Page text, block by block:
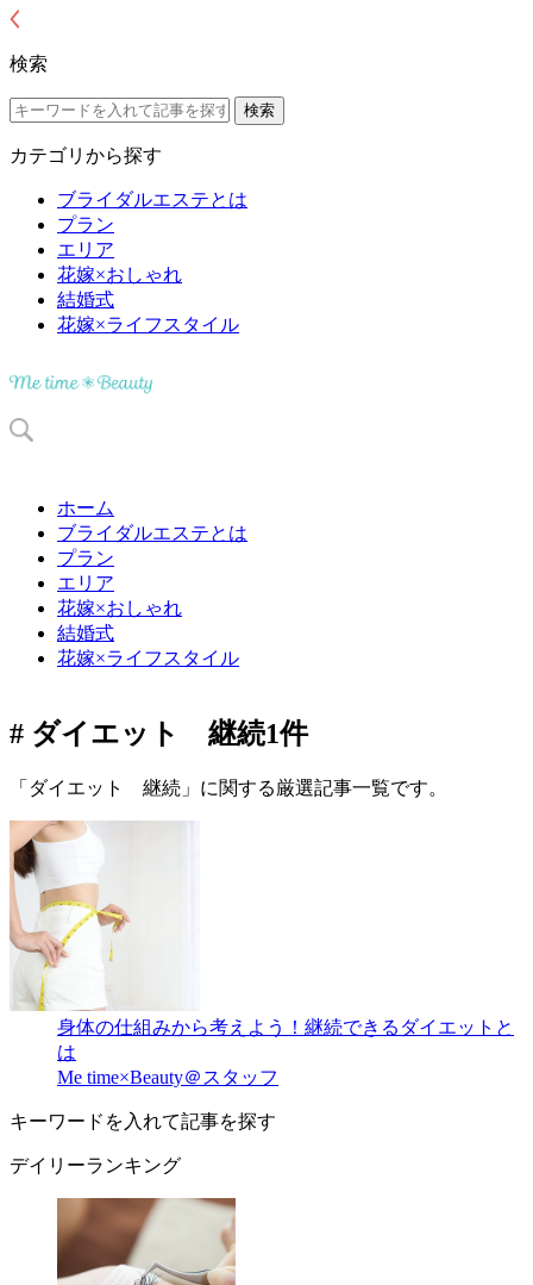
検索
カテゴリから探す
ブライダルエステとは
プラン
エリア
花嫁×おしゃれ
結婚式
花嫁×ライフスタイル
ホーム
ブライダルエステとは
プラン
エリア
花嫁×おしゃれ
結婚式
花嫁×ライフスタイル
# ダイエット 継続1件
「ダイエット 継続」に関する厳選記事一覧です。
身体の仕組みから考えよう！継続できるダイエットと
は
Me time×Beauty＠スタッフ
キーワードを入れて記事を探す
デイリーランキング